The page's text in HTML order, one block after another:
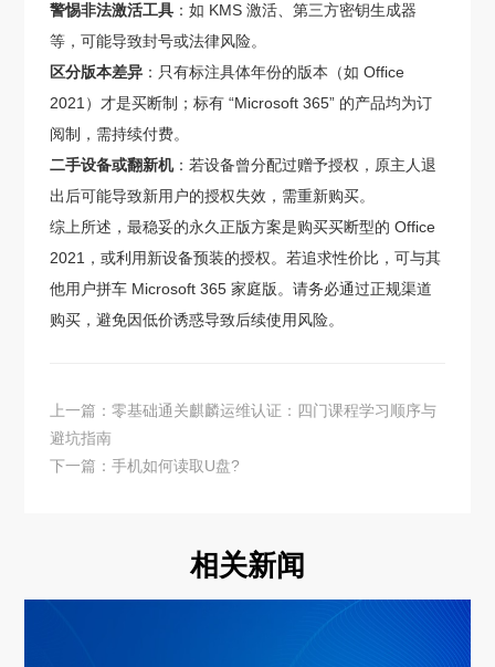
警惕非法激活工具 ：如 KMS 激活、第三方密钥生成器
等，可能导致封号或法律风险。
区分版本差异 ：只有标注具体年份的版本（如 Office
2021）才是买断制；标有 “Microsoft 365” 的产品均为订
阅制，需持续付费。
二手设备或翻新机：若设备曾分配过赠予授权，原主人退
出后可能导致新用户的授权失效，需重新购买。
综上所述，最稳妥的永久正版方案是购买买断型的 Office
2021，或利用新设备预装的授权。若追求性价比，可与其
他用户拼车 Microsoft 365 家庭版。请务必通过正规渠道
购买，避免因低价诱惑导致后续使用风险。
上一篇：零基础通关麒麟运维认证：四门课程学习顺序与
避坑指南
下一篇：手机如何读取U盘?
相关新闻